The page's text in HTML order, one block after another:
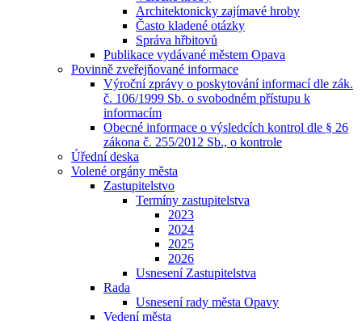
Architektonicky zajímavé hroby
Často kladené otázky
Správa hřbitovů
Publikace vydávané městem Opava
Povinně zveřejňované informace
Výroční zprávy o poskytování informací dle zák.
č. 106/1999 Sb. o svobodném přístupu k
informacím
Obecné informace o výsledcích kontrol dle § 26
zákona č. 255/2012 Sb., o kontrole
Úřední deska
Volené orgány města
Zastupitelstvo
Termíny zastupitelstva
2023
2024
2025
2026
Usnesení Zastupitelstva
Rada
Usnesení rady města Opavy
Vedení města